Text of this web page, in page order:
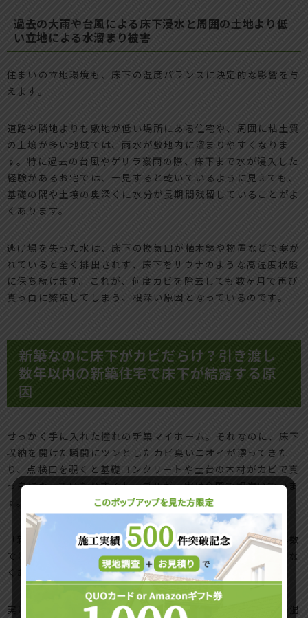
過去の大雨や台風による床下浸水と周囲の土地より低
い立地による水溜まり被害
住まいの立地環境も、床下の湿度バランスに決定的な影響を与
えます。
道路や隣地よりも敷地が低い場所にある住宅や、周囲に粘土質
の土壌が多い地域では、雨水が敷地内に溜まりやすくなりま
す。特に過去の台風やゲリラ豪雨の際、床下まで水が浸入した
経験があるお宅では、一見すると乾いているように見えても、
基礎の隅や土壌の奥深くに水分が長期間残留していることがよ
くあります。
逃げ場を失った水は、床下の換気口が植木鉢や物置などで塞が
れていると全く排出されず、床下をサウナのような高湿度状態
に保ち続けます。これが、何度カビを除去しても数ヶ月で再び
真っ白に繁殖してしまう、根深い原因となっているのです。
新築なのに床下がカビだらけ？引き渡し
数年以内の新築住宅で床下が結露する原
因
せっかく手に入れた憧れの新築マイホーム。それなのに、床下
収納を開けた瞬間にツンとしたカビ臭いニオイが漂ってきた
り、点検口を覗くと基礎コンクリートや土台の木材がカビで真
っ白になっていたりするトラブルが、実は全国で相次いでいま
す。
「新築だから湿気対策も万全なはず」「劣化するような築年数
ではないのにどうして」と頭を抱えてしまうオーナー様は少な
くありません。
実は、現代の住まいには新築だからこそ、初期段階で床下が湿